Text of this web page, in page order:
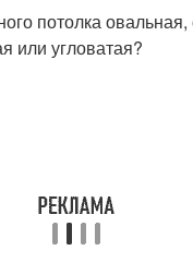
потолка овальная,
или угловатая?